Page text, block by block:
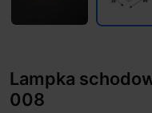
Lampka
008